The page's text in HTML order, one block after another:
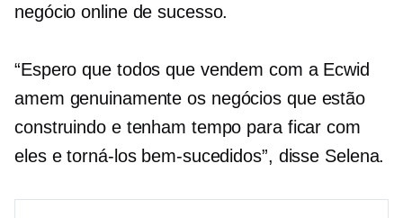
negócio online de sucesso.
“Espero que todos que vendem com a Ecwid
amem genuinamente os negócios que estão
construindo e tenham tempo para ficar com
eles e torná-los bem-sucedidos”, disse Selena.